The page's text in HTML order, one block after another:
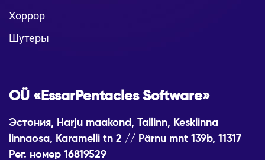
Хоррор
Шутеры
OÜ «EssarPentacles Software»
Эстония, Harju maakond, Tallinn, Kesklinna
linnaosa, Karamelli tn 2 // Pärnu mnt 139b, 11317
Рег. номер 16819529